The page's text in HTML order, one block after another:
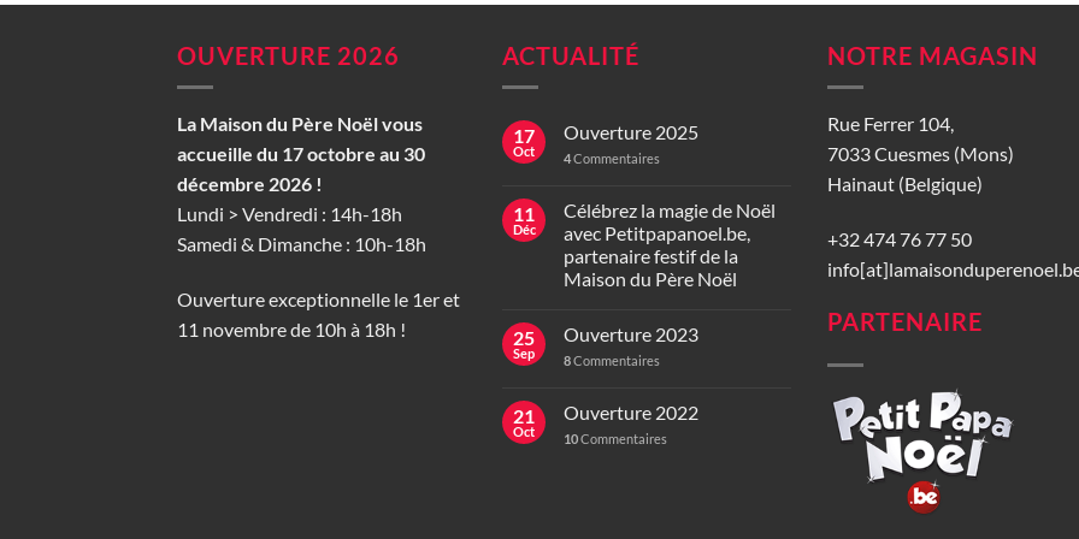
OUVERTURE 2026
La Maison du Père Noël vous
accueille du 17 octobre au 30
décembre 2026 !
Lundi > Vendredi : 14h-18h
Samedi & Dimanche : 10h-18h
Ouverture exceptionnelle le 1er et
11 novembre de 10h à 18h !
ACTUALITÉ
17
Oct
Ouverture 2025
4Commentaires
11
Déc
Célébrez la magie de Noël
avec Petitpapanoel.be,
partenaire festif de la
Maison du Père Noël
25
Sep
Ouverture 2023
8Commentaires
21
Oct
Ouverture 2022
10Commentaires
NOTRE MAGASIN
Rue Ferrer 104,
7033 Cuesmes (Mons)
Hainaut (Belgique)
+32 474 76 77 50
PARTENAIRE